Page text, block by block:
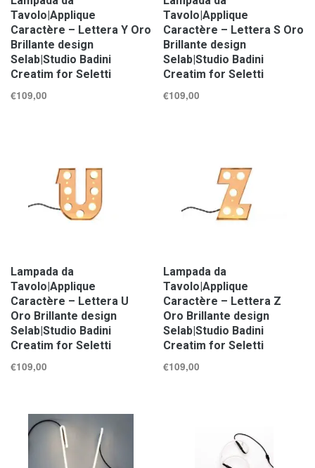
Tavolo|Applique
Caractère – Lettera Y Oro
Brillante design
Selab|Studio Badini
Creatim for Seletti
€109,00
Tavolo|Applique
Caractère – Lettera S Oro
Brillante design
Selab|Studio Badini
Creatim for Seletti
€109,00
Lampada da
Tavolo|Applique
Caractère – Lettera U
Oro Brillante design
Selab|Studio Badini
Creatim for Seletti
€109,00
Lampada da
Tavolo|Applique
Caractère – Lettera Z
Oro Brillante design
Selab|Studio Badini
Creatim for Seletti
€109,00